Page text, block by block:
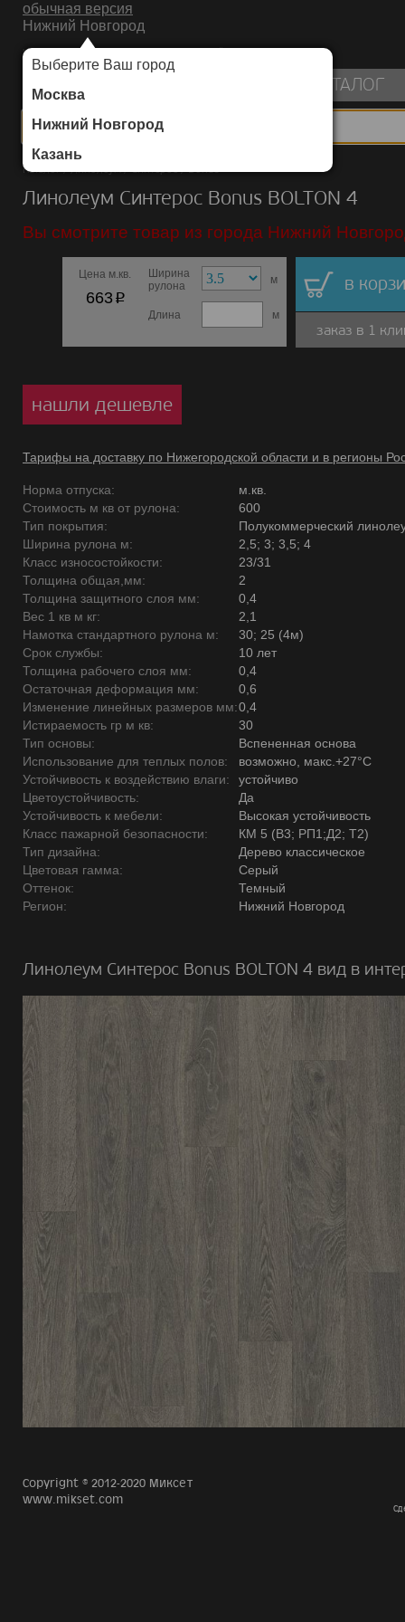
обычная версия
Нижний Новгород
Выберите Ваш город
Москва
Нижний Новгород
Казань
ИНТЕРНЕТ-МАГАЗИН НАПОЛЬНЫХ ПОКРЫТИЙ
КАТАЛОГ
Каталог/Линолеум/Синтерос/Bonus
Линолеум Синтерос Bonus BOLTON 4
Вы смотрите товар из города Нижний
Цена м.кв.
663 p
Ширина
рулона
м
Длина м
в
заказ в 1
нашли дешевле
Тарифы на доставку по Нижегородской области и в регионы
Норма отпуска:
м.кв.
Стоимость м кв от рулона:
600
Тип покрытия:
Полукоммерческий
Ширина рулона м:
2,5; 3; 3,5; 4
Класс износостойкости:
23/31
Толщина общая,мм:
2
Толщина защитного слоя мм:
0,4
Вес 1 кв м кг:
2,1
Намотка стандартного рулона м:
30; 25 (4м)
Срок службы:
10 лет
Толщина рабочего слоя мм:
0,4
Остаточная деформация мм:
0,6
Изменение линейных размеров мм:0,4
Истираемость гр м кв:
30
Тип основы:
Вспененная основа
Использование для теплых полов:
возможно, макс.+27°С
Устойчивость к воздействию влаги:
устойчиво
Цветоустойчивость:
Да
Устойчивость к мебели:
Высокая устойчивость
Класс пажарной безопасности:
КМ 5 (В3; РП1;Д2; Т2)
Тип дизайна:
Дерево классическое
Цветовая гамма:
Серый
Оттенок:
Темный
Регион:
Нижний Новгород
Линолеум Синтерос Bonus BOLTON 4 вид в
Copyright © 2012-2020 Миксет
www.mikset.com